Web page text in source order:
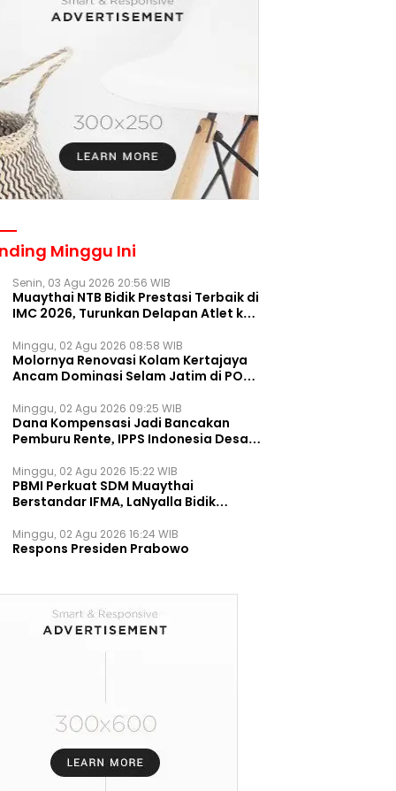
Minggu Ini
Senin, 03 Agu 2026 20:56 WIB
Muaythai NTB Bidik Prestasi Terbaik di
IMC 2026, Turunkan Delapan Atlet ke
Minggu, 02 Agu 2026 08:58 WIB
Molornya Renovasi Kolam Kertajaya
Ancam Dominasi Selam Jatim di PON
Minggu, 02 Agu 2026 09:25 WIB
Dana Kompensasi Jadi Bancakan
Pemburu Rente, IPPS Indonesia Desak
Permanen
Minggu, 02 Agu 2026 15:22 WIB
PBMI Perkuat SDM Muaythai
Berstandar IFMA, LaNyalla Bidik
Minggu, 02 Agu 2026 16:24 WIB
Respons Presiden Prabowo